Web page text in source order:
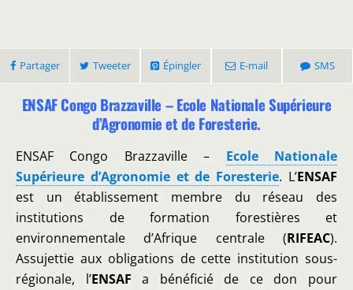
Partager Tweeter Épingler E-mail SMS
ENSAF Congo Brazzaville – Ecole Nationale Supérieure
d’Agronomie et de Foresterie.
ENSAF Congo Brazzaville – Ecole Nationale
Supérieure d’Agronomie et de Foresterie. L’ENSAF
est un établissement membre du réseau des
institutions de formation forestières et
environnementale d’Afrique centrale (RIFEAC).
Assujettie aux obligations de cette institution sous-
régionale, l’ENSAF a bénéficié de ce don pour